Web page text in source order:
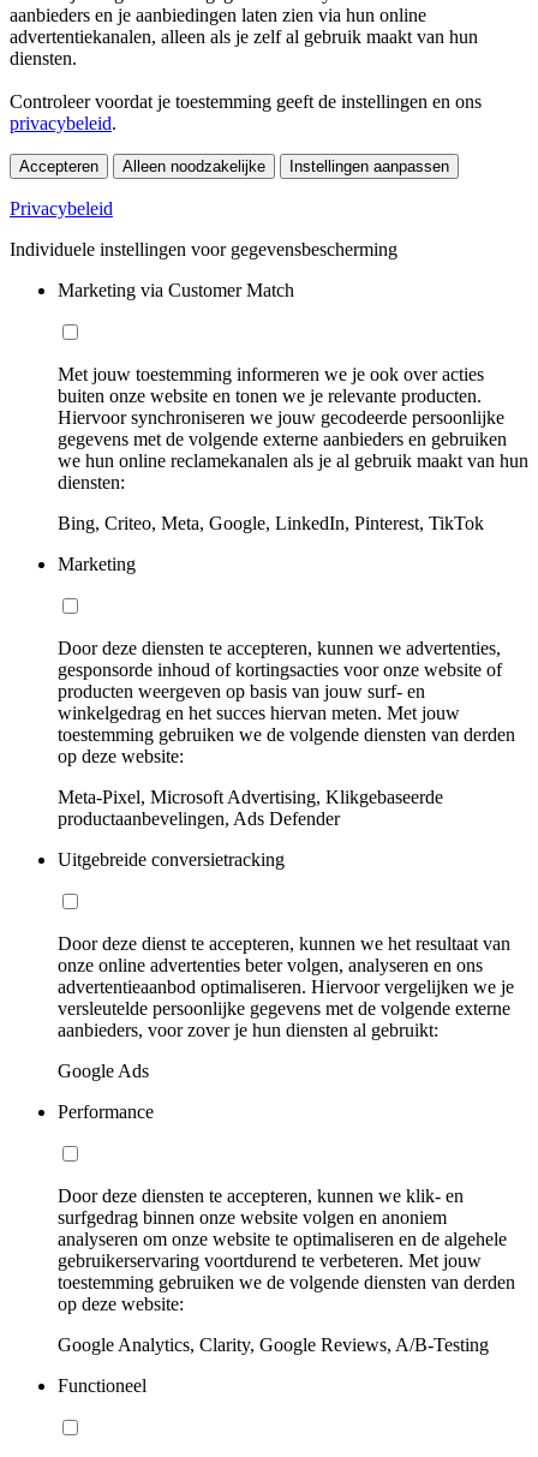
aanbieders en je aanbiedingen laten zien via hun online
advertentiekanalen, alleen als je zelf al gebruik maakt van hun
diensten.
Controleer voordat je toestemming geeft de instellingen en ons
privacybeleid.
Accepteren Alleen noodzakelijke Instellingen aanpassen
Privacybeleid
Individuele instellingen voor gegevensbescherming
Marketing via Customer Match
Met jouw toestemming informeren we je ook over acties
buiten onze website en tonen we je relevante producten.
Hiervoor synchroniseren we jouw gecodeerde persoonlijke
gegevens met de volgende externe aanbieders en gebruiken
we hun online reclamekanalen als je al gebruik maakt van hun
diensten:
Bing, Criteo, Meta, Google, LinkedIn, Pinterest, TikTok
Marketing
Door deze diensten te accepteren, kunnen we advertenties,
gesponsorde inhoud of kortingsacties voor onze website of
producten weergeven op basis van jouw surf- en
winkelgedrag en het succes hiervan meten. Met jouw
toestemming gebruiken we de volgende diensten van derden
op deze website:
Meta-Pixel, Microsoft Advertising, Klikgebaseerde
productaanbevelingen, Ads Defender
Uitgebreide conversietracking
Door deze dienst te accepteren, kunnen we het resultaat van
onze online advertenties beter volgen, analyseren en ons
advertentieaanbod optimaliseren. Hiervoor vergelijken we je
versleutelde persoonlijke gegevens met de volgende externe
aanbieders, voor zover je hun diensten al gebruikt:
Google Ads
Performance
Door deze diensten te accepteren, kunnen we klik- en
surfgedrag binnen onze website volgen en anoniem
analyseren om onze website te optimaliseren en de algehele
gebruikerservaring voortdurend te verbeteren. Met jouw
toestemming gebruiken we de volgende diensten van derden
op deze website:
Google Analytics, Clarity, Google Reviews, A/B-Testing
Functioneel